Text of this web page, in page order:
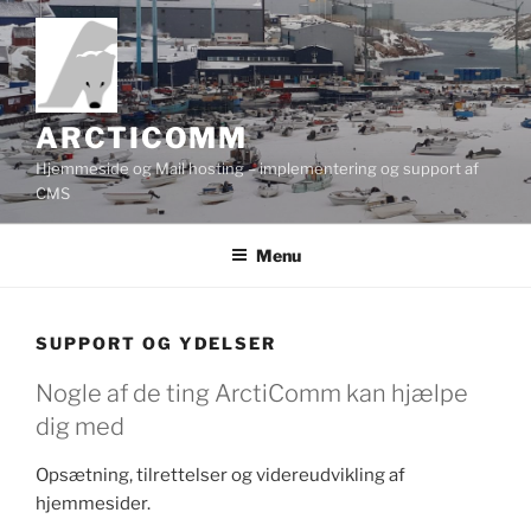
Videre
til
indhold
ARCTICOMM
Hjemmeside og Mail hosting – implementering og support af
CMS
Menu
SUPPORT OG YDELSER
Nogle af de ting ArctiComm kan hjælpe
dig med
Opsætning, tilrettelser og videreudvikling af
hjemmesider.